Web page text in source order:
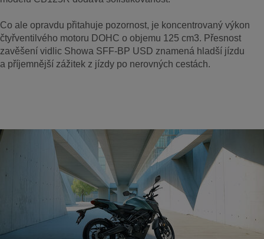
Co ale opravdu přitahuje pozornost, je koncentrovaný výkon
čtyřventilvého motoru DOHC o objemu 125 cm3. Přesnost
zavěšení vidlic Showa SFF-BP USD znamená hladší jízdu
a příjemnější zážitek z jízdy po nerovných cestách.